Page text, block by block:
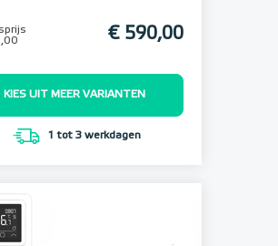
€ 590,00
KIES UIT MEER VARIANTEN
1 tot 3 werkdagen